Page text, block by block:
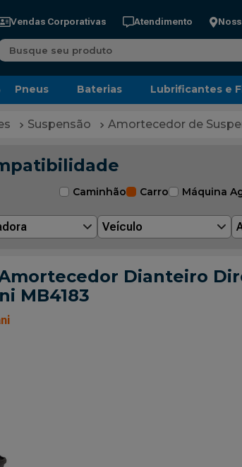
Vendas Corporativas Atendimento
seu produto
Pneus Baterias Lubrificantes e
Suspensão Amortecedor de
Caminhão Carro Máquina
Veículo
Dianteiro
MB4183